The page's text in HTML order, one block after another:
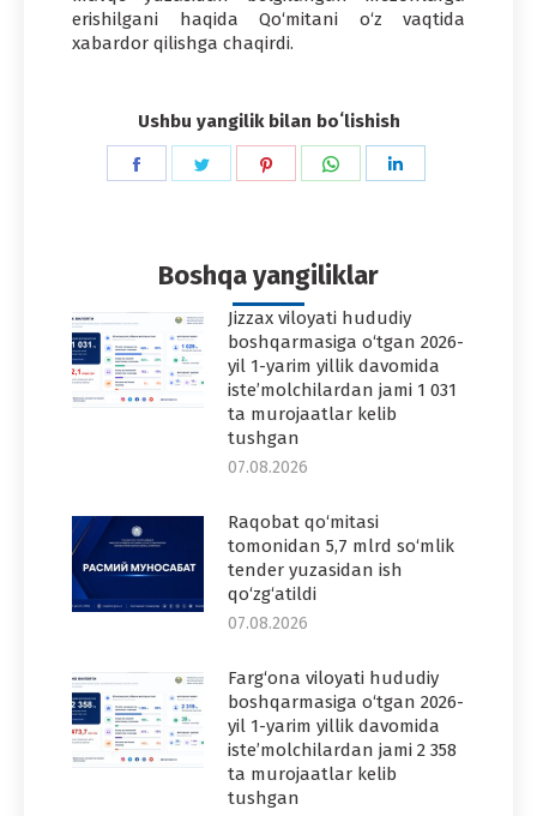
erishilgani haqida Qo‘mitani o‘z vaqtida
xabardor qilishga chaqirdi.
Ushbu yangilik bilan boʻlishish
Share
Share
Share
Share
Boshqa yangiliklar
Jizzax viloyati hududiy
boshqarmasiga o‘tgan 2026-
yil 1-yarim yillik davomida
iste’molchilardan jami 1 031
ta murojaatlar kelib
tushgan
07.08.2026
Raqobat qo‘mitasi
tomonidan 5,7 mlrd so‘mlik
tender yuzasidan ish
qo‘zg‘atildi
07.08.2026
Farg‘ona viloyati hududiy
boshqarmasiga o‘tgan 2026-
yil 1-yarim yillik davomida
iste’molchilardan jami 2 358
ta murojaatlar kelib
tushgan